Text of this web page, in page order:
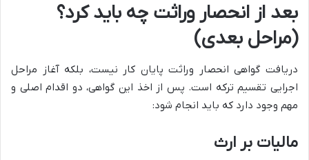
بعد از انحصار وراثت چه باید کرد؟
(مراحل بعدی)
دریافت گواهی انحصار وراثت پایان کار نیست، بلکه آغاز مراحل
اجرایی تقسیم ترکه است. پس از اخذ این گواهی، دو اقدام اصلی و
مهم وجود دارد که باید انجام شود:
مالیات بر ارث